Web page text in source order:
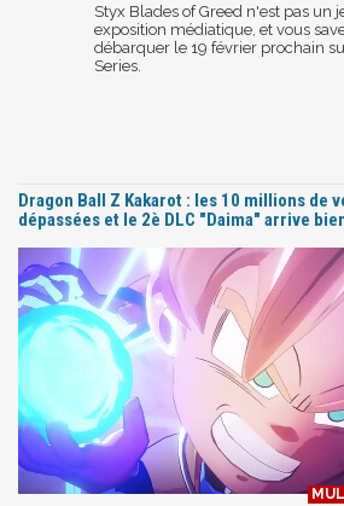
Styx Blades of Greed n'est pas un
exposition médiatique, et vous
débarquer le 19 février prochain
Series.
Dragon Ball Z Kakarot : les 10 millions de
dépassées et le 2è DLC "Daima" arrive